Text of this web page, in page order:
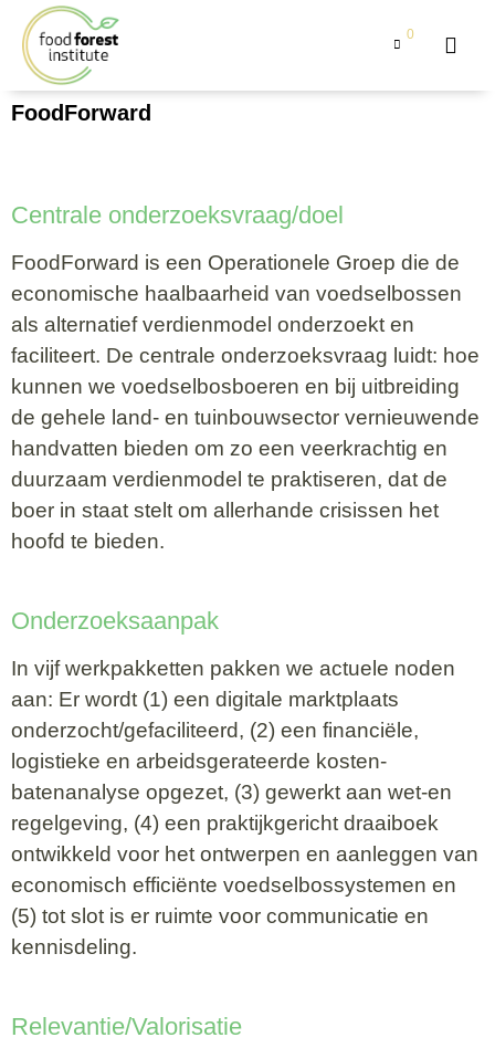
0
FoodForward
Centrale onderzoeksvraag/doel
FoodForward is een Operationele Groep die de
economische haalbaarheid van voedselbossen
als alternatief verdienmodel onderzoekt en
faciliteert. De centrale onderzoeksvraag luidt: hoe
kunnen we voedselbosboeren en bij uitbreiding
de gehele land- en tuinbouwsector vernieuwende
handvatten bieden om zo een veerkrachtig en
duurzaam verdienmodel te praktiseren, dat de
boer in staat stelt om allerhande crisissen het
hoofd te bieden.
Onderzoeksaanpak
In vijf werkpakketten pakken we actuele noden
aan: Er wordt (1) een digitale marktplaats
onderzocht/gefaciliteerd, (2) een financiële,
logistieke en arbeidsgerateerde kosten-
batenanalyse opgezet, (3) gewerkt aan wet-en
regelgeving, (4) een praktijkgericht draaiboek
ontwikkeld voor het ontwerpen en aanleggen van
economisch efficiënte voedselbossystemen en
(5) tot slot is er ruimte voor communicatie en
kennisdeling.
Relevantie/Valorisatie